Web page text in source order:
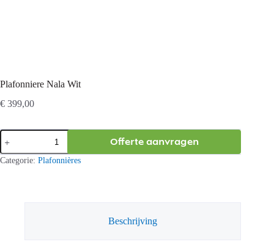
Plafonniere Nala Wit
€ 399,00
Plafonniere
Nala
Wit
aantal
Offerte aanvragen
Categorie: Plafonnières
Beschrijving